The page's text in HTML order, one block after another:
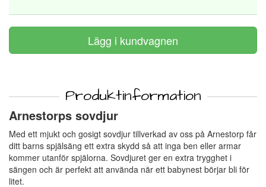
Produktinformation
Arnestorps sovdjur
Med ett mjukt och gosigt sovdjur tillverkad av oss på Arnestorp får
ditt barns spjälsäng ett extra skydd så att inga ben eller armar
kommer utanför spjälorna. Sovdjuret ger en extra trygghet i
sängen och är perfekt att använda när ett babynest börjar bli för
litet.